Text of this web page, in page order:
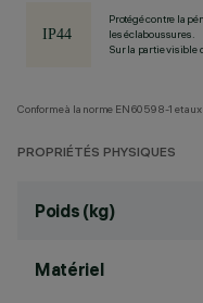
Protégé contre la
les éclaboussures.
Sur la partie visible
Conforme à la norme EN60598-1 et
PROPRIÉTÉS PHYSIQUES
Poids (kg)
Matériel